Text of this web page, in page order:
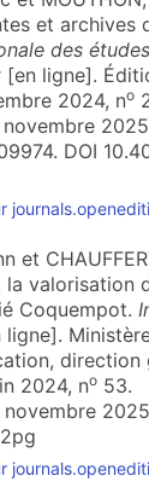
et archives
des
[en ligne].
2024, no
DOI
et
valorisation
Coquempot.
ligne].
direction
2024, no 53.